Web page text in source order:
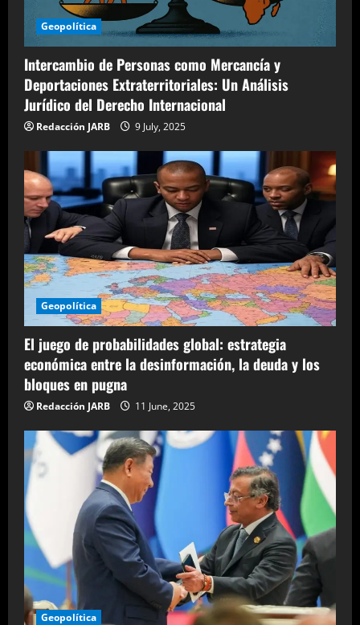
Geopolítica
Intercambio de Personas como Mercancía y
Deportaciones Extraterritoriales: Un Análisis
Jurídico del Derecho Internacional
Redacción JARB 9 July, 2025
Geopolítica
El juego de probabilidades global: estrategia
económica entre la desinformación, la deuda y los
bloques en pugna
Redacción JARB 11 June, 2025
Geopolítica